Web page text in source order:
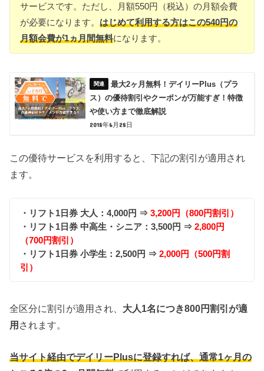
サービスです。ただし、月額550円（税込）の月額会費
が必要になります。はじめて利用する方はこの540円の
月額会費が1ヵ月間無料になります。
最大2ヶ月無料！デイリーPlus（プラ
ス）の優待割引やクーポンが万能すぎ！特徴
や使い方まで徹底解説
2018年6月28日
この優待サービスを利用すると、下記の割引が適用され
ます。
・リフト1日券 大人：4,000円 ⇒3,200円（800円割引）
・リフト1日券 中高生・シニア：3,500円 ⇒2,800円
（700円割引）
・リフト1日券 小学生：2,500円 ⇒2,000円（500円割
引）
全区分に割引が適用され、 大人1名につき800円割引が適
用 されます。
当サイト経由でデイリーPlusに登録すれば、通常1ヶ月の